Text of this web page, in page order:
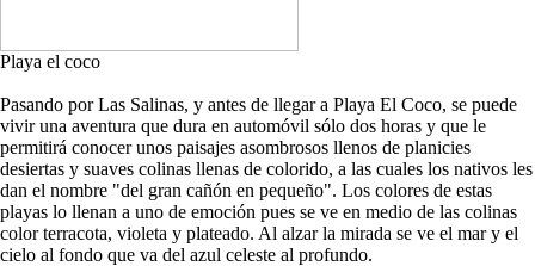
Playa el coco
Pasando por Las Salinas, y antes de llegar a Playa El Coco, se puede
vivir una aventura que dura en automóvil sólo dos horas y que le
permitirá conocer unos paisajes asombrosos llenos de planicies
desiertas y suaves colinas llenas de colorido, a las cuales los nativos les
dan el nombre "del gran cañón en pequeño". Los colores de estas
playas lo llenan a uno de emoción pues se ve en medio de las colinas
color terracota, violeta y plateado. Al alzar la mirada se ve el mar y el
cielo al fondo que va del azul celeste al profundo.